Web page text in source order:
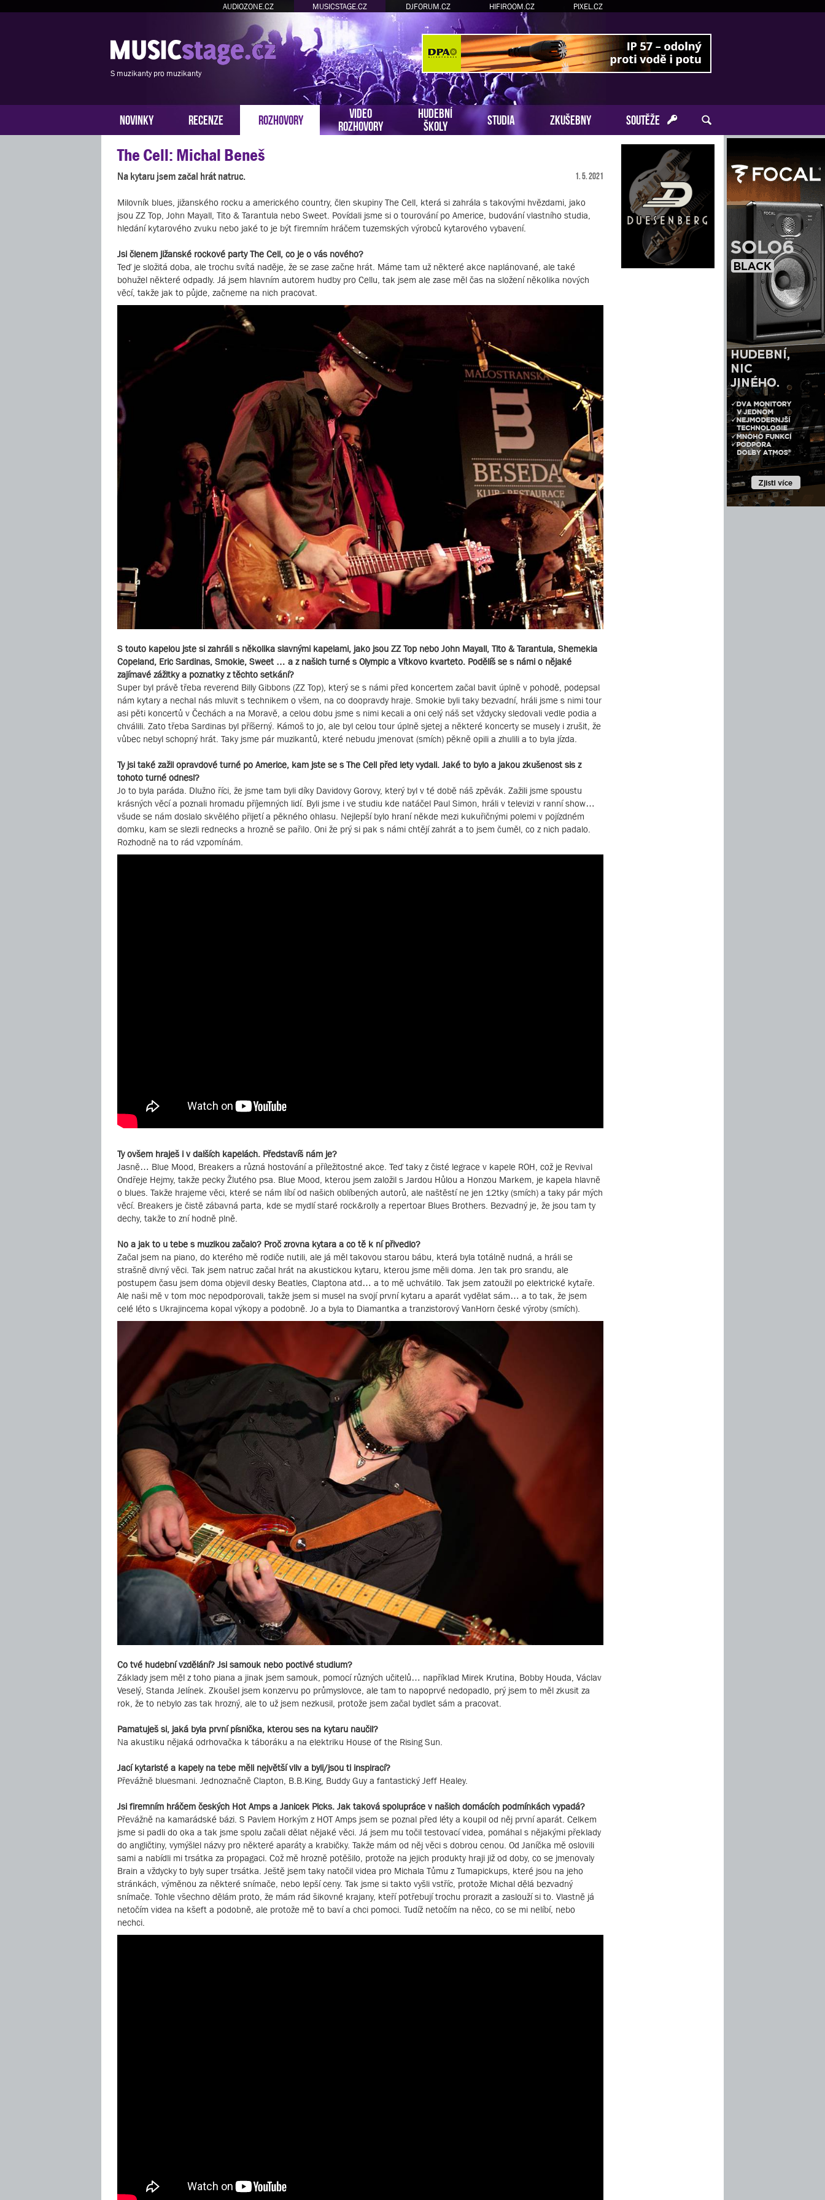
AUDIOZONE.CZ MUSICSTAGE.CZ DJFORUM.CZ HIFIROOM.CZ PIXEL.CZ
S muzikanty pro muzikanty
NOVINKY RECENZE ROZHOVORY
VIDEO
ROZHOVORY
HUDEBNÍ
ŠKOLY
STUDIA ZKUŠEBNY SOUTĚŽE
The Cell: Michal Beneš
Na kytaru jsem začal hrát natruc. 1. 5. 2021
Milovník blues, jižanského rocku a amerického country, člen skupiny The Cell, která si zahrála s takovými hvězdami, jako
jsou ZZ Top, John Mayall, Tito & Tarantula nebo Sweet. Povídali jsme si o tourování po Americe, budování vlastního studia,
hledání kytarového zvuku nebo jaké to je být firemním hráčem tuzemských výrobců kytarového vybavení.
Jsi členem jižanské rockové party The Cell, co je o vás nového?
Teď je složitá doba, ale trochu svítá naděje, že se zase začne hrát. Máme tam už některé akce naplánované, ale také
bohužel některé odpadly. Já jsem hlavním autorem hudby pro Cellu, tak jsem ale zase měl čas na složení několika nových
věcí, takže jak to půjde, začneme na nich pracovat.
S touto kapelou jste si zahráli s několika slavnými kapelami, jako jsou ZZ Top nebo John Mayall, Tito & Tarantula, Shemekia
Copeland, Eric Sardinas, Smokie, Sweet … a z našich turné s Olympic a Vítkovo kvarteto. Podělíš se s námi o nějaké
zajímavé zážitky a poznatky z těchto setkání?
Super byl právě třeba reverend Billy Gibbons (ZZ Top), který se s námi před koncertem začal bavit úplně v pohodě, podepsal
nám kytary a nechal nás mluvit s technikem o všem, na co doopravdy hraje. Smokie byli taky bezvadní, hráli jsme s nimi tour
asi pěti koncertů v Čechách a na Moravě, a celou dobu jsme s nimi kecali a oni celý náš set vždycky sledovali vedle podia a
chválili. Zato třeba Sardinas byl příšerný. Kámoš to jo, ale byl celou tour úplně sjetej a některé koncerty se musely i zrušit, že
vůbec nebyl schopný hrát. Taky jsme pár muzikantů, které nebudu jmenovat (smích) pěkně opili a zhulili a to byla jízda.
Ty jsi také zažil opravdové turné po Americe, kam jste se s The Cell před lety vydali. Jaké to bylo a jakou zkušenost sis z
tohoto turné odnesl?
Jo to byla paráda. Dlužno říci, že jsme tam byli díky Davidovy Gorovy, který byl v té době náš zpěvák. Zažili jsme spoustu
krásných věcí a poznali hromadu příjemných lidí. Byli jsme i ve studiu kde natáčel Paul Simon, hráli v televizi v ranní show…
všude se nám doslalo skvělého přijetí a pěkného ohlasu. Nejlepší bylo hraní někde mezi kukuřičnými polemi v pojízdném
domku, kam se slezli rednecks a hrozně se pařilo. Oni že prý si pak s námi chtějí zahrát a to jsem čuměl, co z nich padalo.
Rozhodně na to rád vzpomínám.
Ty ovšem hraješ i v dalších kapelách. Představíš nám je?
Jasně… Blue Mood, Breakers a různá hostování a příležitostné akce. Teď taky z čisté legrace v kapele ROH, což je Revival
Ondřeje Hejmy, takže pecky Žlutého psa. Blue Mood, kterou jsem založil s Jardou Hůlou a Honzou Markem, je kapela hlavně
o blues. Takže hrajeme věci, které se nám líbí od našich oblíbených autorů, ale naštěstí ne jen 12tky (smích) a taky pár mých
věcí. Breakers je čistě zábavná parta, kde se mydlí staré rock&rolly a repertoar Blues Brothers. Bezvadný je, že jsou tam ty
dechy, takže to zní hodně plně.
No a jak to u tebe s muzikou začalo? Proč zrovna kytara a co tě k ní přivedlo?
Začal jsem na piano, do kterého mě rodiče nutili, ale já měl takovou starou bábu, která byla totálně nudná, a hráli se
strašně divný věci. Tak jsem natruc začal hrát na akustickou kytaru, kterou jsme měli doma. Jen tak pro srandu, ale
postupem času jsem doma objevil desky Beatles, Claptona atd… a to mě uchvátilo. Tak jsem zatoužil po elektrické kytaře.
Ale naši mě v tom moc nepodporovali, takže jsem si musel na svojí první kytaru a aparát vydělat sám… a to tak, že jsem
celé léto s Ukrajincema kopal výkopy a podobně. Jo a byla to Diamantka a tranzistorový VanHorn české výroby (smích).
Co tvé hudební vzdělání? Jsi samouk nebo poctivé studium?
Základy jsem měl z toho piana a jinak jsem samouk, pomocí různých učitelů… například Mirek Krutina, Bobby Houda, Václav
Veselý, Standa Jelínek. Zkoušel jsem konzervu po průmyslovce, ale tam to napoprvé nedopadlo, prý jsem to měl zkusit za
rok, že to nebylo zas tak hrozný, ale to už jsem nezkusil, protože jsem začal bydlet sám a pracovat.
Pamatuješ si, jaká byla první písnička, kterou ses na kytaru naučil?
Na akustiku nějaká odrhovačka k táboráku a na elektriku House of the Rising Sun.
Jací kytaristé a kapely na tebe měli největší vliv a byli/jsou ti inspirací?
Převážně bluesmani. Jednoznačně Clapton, B.B.King, Buddy Guy a fantastický Jeff Healey.
Jsi firemním hráčem českých Hot Amps a Janicek Picks. Jak taková spolupráce v našich domácích podmínkách vypadá?
Převážně na kamarádské bázi. S Pavlem Horkým z HOT Amps jsem se poznal před léty a koupil od něj první aparát. Celkem
jsme si padli do oka a tak jsme spolu začali dělat nějaké věci. Já jsem mu točil testovací videa, pomáhal s nějakými překlady
do angličtiny, vymýšlel názvy pro některé aparáty a krabičky. Takže mám od něj věci s dobrou cenou. Od Janíčka mě oslovili
sami a nabídli mi trsátka za propagaci. Což mě hrozně potěšilo, protože na jejich produkty hraji již od doby, co se jmenovaly
Brain a vždycky to byly super trsátka. Ještě jsem taky natočil videa pro Michala Tůmu z Tumapickups, které jsou na jeho
stránkách, výměnou za některé snímače, nebo lepší ceny. Tak jsme si takto vyšli vstříc, protože Michal dělá bezvadný
snímače. Tohle všechno dělám proto, že mám rád šikovné krajany, kteří potřebují trochu prorazit a zaslouží si to. Vlastně já
netočím videa na kšeft a podobně, ale protože mě to baví a chci pomoci. Tudíž netočím na něco, co se mi nelíbí, nebo
nechci.